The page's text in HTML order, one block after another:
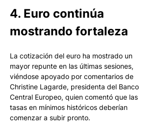
4. Euro continúa
mostrando fortaleza
La cotización del euro ha mostrado un
mayor repunte en las últimas sesiones,
viéndose apoyado por comentarios de
Christine Lagarde, presidenta del Banco
Central Europeo, quien comentó que las
tasas en mínimos históricos deberían
comenzar a subir pronto.